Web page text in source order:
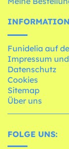
Funidelia auf
Impressum
Datenschutz
Cookies
Sitemap
Über uns
FOLGE UNS: